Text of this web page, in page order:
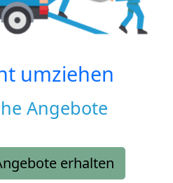
umziehen
Angebote
erhalten